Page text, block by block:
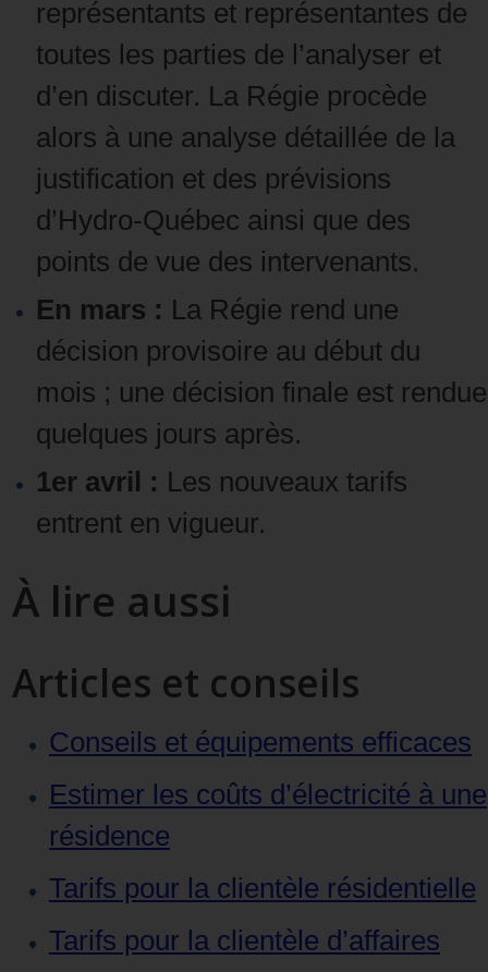
représentants et représentantes de
toutes les parties de l’analyser et
d’en discuter. La Régie procède
alors à une analyse détaillée de la
justification et des prévisions
d’Hydro‑Québec ainsi que des
points de vue des intervenants.
En mars : La Régie rend une
décision provisoire au début du
mois ; une décision finale est rendue
quelques jours après.
1er avril : Les nouveaux tarifs
entrent en vigueur.
À lire aussi
Articles et conseils
Conseils et équipements efficaces
Estimer les coûts d’électricité à une
résidence
Tarifs pour la clientèle résidentielle
Tarifs pour la clientèle d’affaires